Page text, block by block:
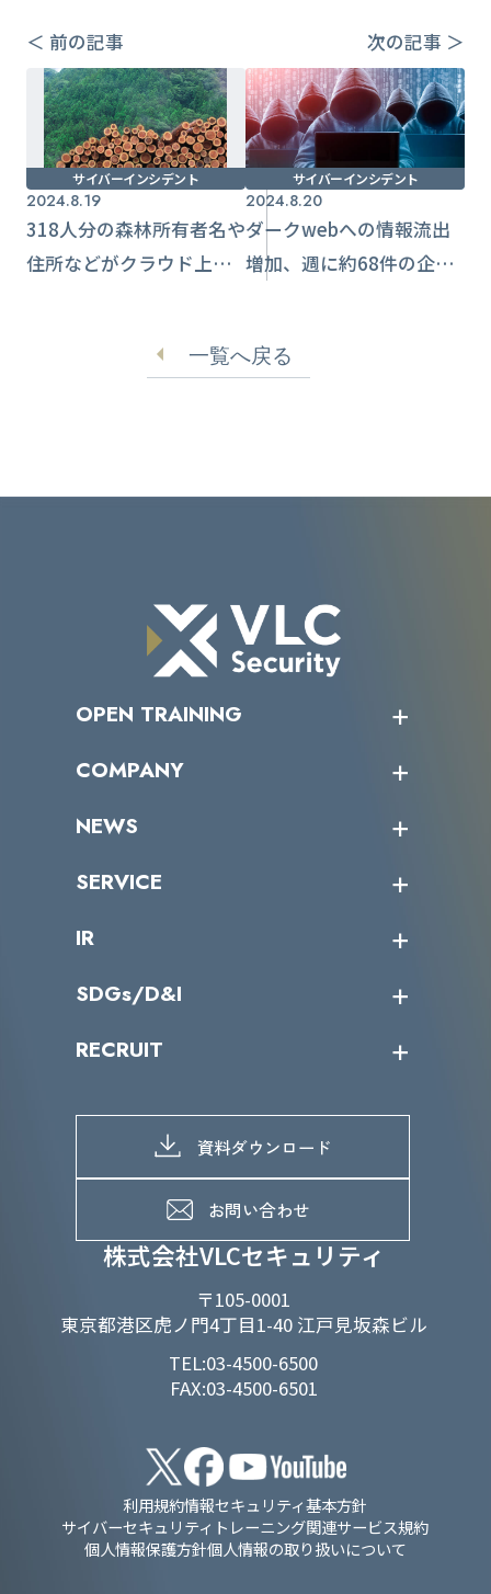
＜ 前の記事 次の記事 ＞
サイバーインシデント
2024.8.19
318人分の森林所有者名や
住所などがクラウド上に
サイバーインシデント
2024.8.20
ダークwebへの情報流出
増加、週に約68件の企業
一覧へ戻る
株式会社VLCセキュリティ
〒105-0001
東京都港区虎ノ門4丁目1-40 江戸見坂森ビル
TEL:03-4500-6500
FAX:03-4500-6501
OPEN TRAINING
受講者の声
COMPANY
トップメッセージ
ミッション／ビジョン
パートナー企業一覧
NEWS
サイバーニュース
SERVICE
カテゴリー別サービス一覧
IR
IRカレンダー
IRライブラリー
よくあるご質問
SDGs/D&I
当グループのマテリアリティ
SDGs推進体制
D&Iの取り組み
RECRUIT
募集職種一覧
メッセージ
メンバーインタビュー
資料ダウンロード
お問い合わせ
利用規約情報セキュリティ基本方針
サイバーセキュリティトレーニング関連サービス規約
個人情報保護方針個人情報の取り扱いについて